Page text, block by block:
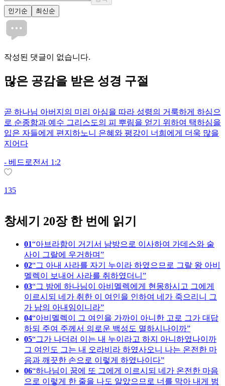
인기순
최신순
작성된 댓글이 없습니다.
많은 공감을 받은 성경 구절
곧 하나님 아버지의 미리 아심을 따라 성령의 거룩하게 하심으
로 순종함과 예수 그리스도의 피 뿌림을 얻기 위하여 택하심을
입은 자들에게 편지하노니 은혜와 평강이 너희에게 더욱 많을
지어다
- 베드로전서 1:2
135
창세기 20장 한 번에 읽기
01 아브라함이 거기서 남방으로 이사하여 가데스와 술
사이 그랄에 우거하며
02 그 아내 사라를 자기 누이라 하였으므로 그랄 왕 아비
멜렉이 보내어 사라를 취하였더니
03 그 밤에 하나님이 아비멜렉에게 현몽하시고 그에게
이르시되 네가 취한 이 여인을 인하여 네가 죽으리니 그
가 남의 아내임이니라
04 아비멜렉이 그 여인을 가까이 아니한 고로 그가 대답
하되 주여 주께서 의로운 백성도 멸하시나이까
05 그가 나더러 이는 내 누이라고 하지 아니하였나이까
그 여인도 그는 내 오라비라 하였사오니 나는 온전한 마
음과 깨끗한 손으로 이렇게 하였나이다
06 하나님이 꿈에 또 그에게 이르시되 네가 온전한 마음
으로 이렇게 한 줄을 나도 알았으므로 너를 막아 내게 범